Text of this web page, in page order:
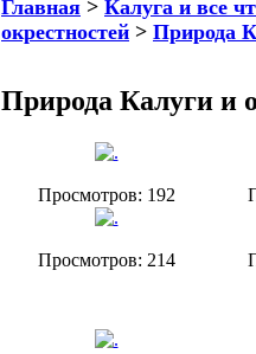
Главная > Калуга и все
окрестностей > Природа
Природа Калуги и
Просмотров: 192
Просмотров: 214